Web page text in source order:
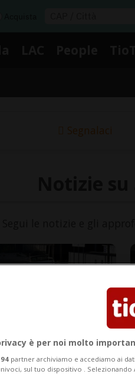
Segnalaci
è per noi molto
partner archiviamo e accediamo ai
sul tuo dispositivo .